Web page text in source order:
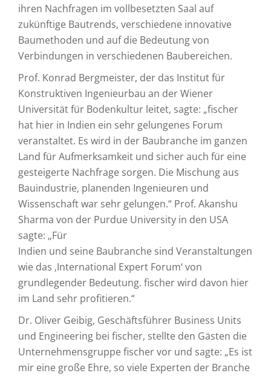
ihren Nachfragen im vollbesetzten Saal auf
zukünftige Bautrends, verschiedene innovative
Baumethoden und auf die Bedeutung von
Verbindungen in verschiedenen Baubereichen.
Prof. Konrad Bergmeister, der das Institut für
Konstruktiven Ingenieurbau an der Wiener
Universität für Bodenkultur leitet, sagte: „fischer
hat hier in Indien ein sehr gelungenes Forum
veranstaltet. Es wird in der Baubranche im ganzen
Land für Aufmerksamkeit und sicher auch für eine
gesteigerte Nachfrage sorgen. Die Mischung aus
Bauindustrie, planenden Ingenieuren und
Wissenschaft war sehr gelungen.“ Prof. Akanshu
Sharma von der Purdue University in den USA
sagte: „Für
Indien und seine Baubranche sind Veranstaltungen
wie das ‚International Expert Forum‘ von
grundlegender Bedeutung. fischer wird davon hier
im Land sehr profitieren.“
Dr. Oliver Geibig, Geschäftsführer Business Units
und Engineering bei fischer, stellte den Gästen die
Unternehmensgruppe fischer vor und sagte: „Es ist
mir eine große Ehre, so viele Experten der Branche